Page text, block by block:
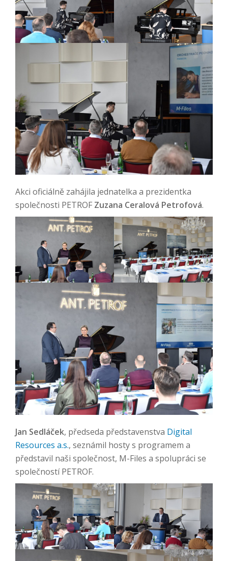
Akci oficiálně zahájila jednatelka a prezidentka
společnosti PETROF Zuzana Ceralová Petrofová.
Jan Sedláček, předseda představenstva Digital
Resources a.s., seznámil hosty s programem a
představil naši společnost, M-Files a spolupráci se
společností PETROF.